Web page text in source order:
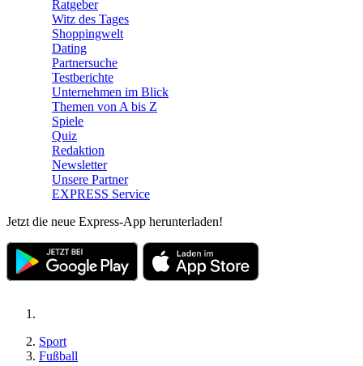
Ratgeber
Witz des Tages
Shoppingwelt
Dating
Partnersuche
Testberichte
Unternehmen im Blick
Themen von A bis Z
Spiele
Quiz
Redaktion
Newsletter
Unsere Partner
EXPRESS Service
Jetzt die neue Express-App herunterladen!
Sport
Fußball